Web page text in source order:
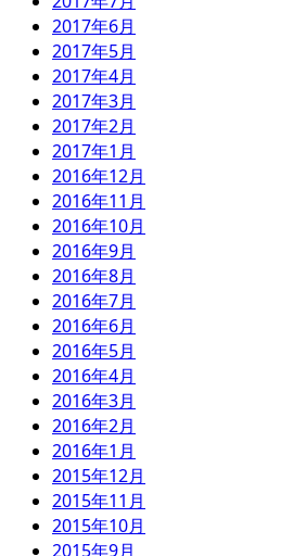
2017年6月
2017年5月
2017年4月
2017年3月
2017年2月
2017年1月
2016年12月
2016年11月
2016年10月
2016年9月
2016年8月
2016年7月
2016年6月
2016年5月
2016年4月
2016年3月
2016年2月
2016年1月
2015年12月
2015年11月
2015年10月
2015年9月